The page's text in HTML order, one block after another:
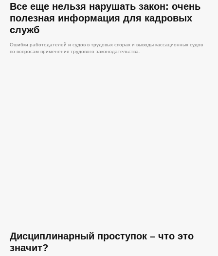
Все еще нельзя нарушать закон: очень
полезная информация для кадровых
служб
Ошибки работодателей и судов в трудовых спорах и выводы кассационных судов
по вопросам применения трудового законодательства.
Дисциплинарный проступок – что это
значит?